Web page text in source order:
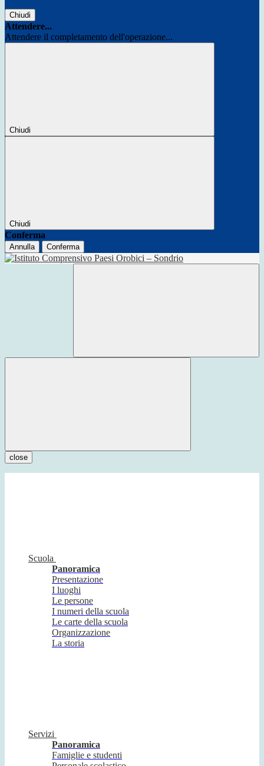
Chiudi
Attendere...
Attendere il completamento dell'operazione...
Chiudi
Chiudi
Conferma
Annulla Conferma
close
Scuola
Panoramica
Presentazione
I luoghi
Le persone
I numeri della scuola
Le carte della scuola
Organizzazione
La storia
Servizi
Panoramica
Famiglie e studenti